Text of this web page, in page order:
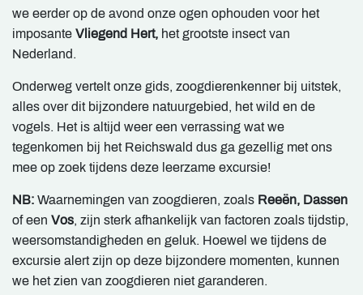
we eerder op de avond onze ogen ophouden voor het
imposante Vliegend Hert, het grootste insect van
Nederland.
Onderweg vertelt onze gids, zoogdierenkenner bij uitstek,
alles over dit bijzondere natuurgebied, het wild en de
vogels. Het is altijd weer een verrassing wat we
tegenkomen bij het Reichswald dus ga gezellig met ons
mee op zoek tijdens deze leerzame excursie!
NB: Waarnemingen van zoogdieren, zoals Reeën, Dassen
of een Vos, zijn sterk afhankelijk van factoren zoals tijdstip,
weersomstandigheden en geluk. Hoewel we tijdens de
excursie alert zijn op deze bijzondere momenten, kunnen
we het zien van zoogdieren niet garanderen.